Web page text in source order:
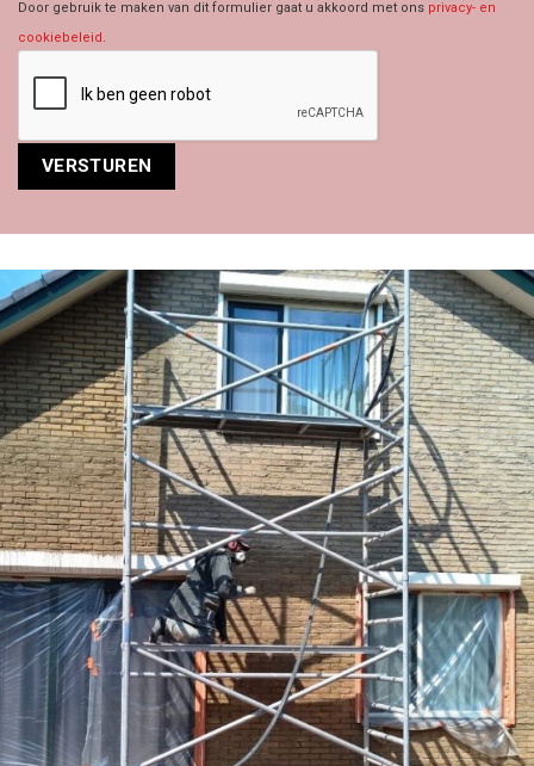
Door gebruik te maken van dit formulier gaat u akkoord met ons privacy- en
cookiebeleid .